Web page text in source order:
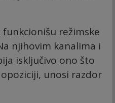
režimske
njihovim kanalima i
isključivo ono što
unosi razdor